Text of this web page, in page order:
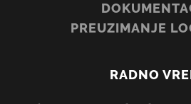
PREUZIMANJE
RADNO